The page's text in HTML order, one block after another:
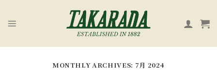
content
MONTHLY ARCHIVES: 7月 2024